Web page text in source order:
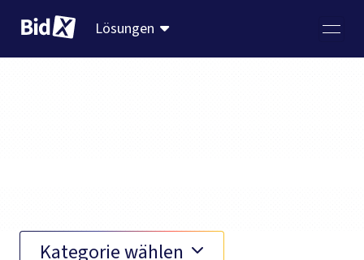
Lösungen
Kategorie wählen